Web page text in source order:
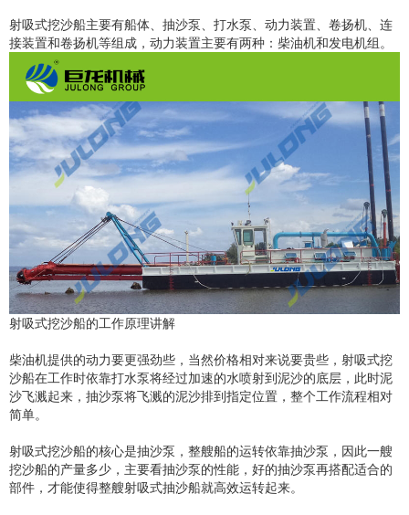
射吸式挖沙船主要有船体、抽沙泵、打水泵、动力装置、卷扬机、连
接装置和卷扬机等组成，动力装置主要有两种：柴油机和发电机组。
射吸式挖沙船的工作原理讲解
柴油机提供的动力要更强劲些，当然价格相对来说要贵些，射吸式挖
沙船在工作时依靠打水泵将经过加速的水喷射到泥沙的底层，此时泥
沙飞溅起来，抽沙泵将飞溅的泥沙排到指定位置，整个工作流程相对
简单。
射吸式挖沙船的核心是抽沙泵，整艘船的运转依靠抽沙泵，因此一艘
挖沙船的产量多少，主要看抽沙泵的性能，好的抽沙泵再搭配适合的
部件，才能使得整艘射吸式抽沙船就高效运转起来。